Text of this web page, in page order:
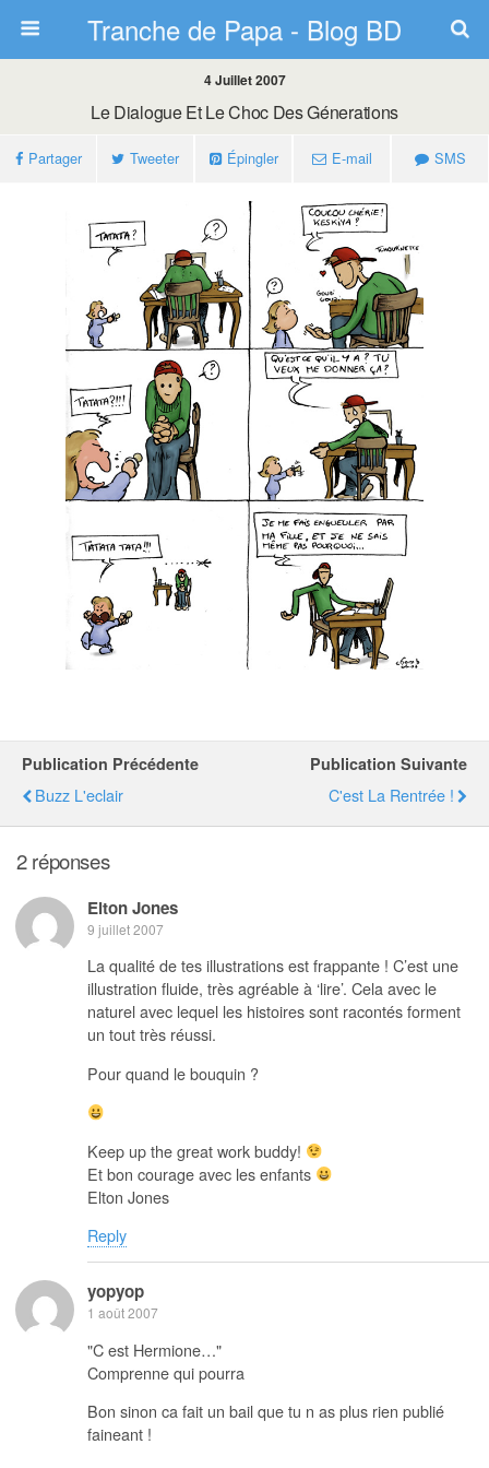
Tranche de Papa - Blog BD
4 Juillet 2007
Le Dialogue Et Le Choc Des Génerations
Partager Tweeter Épingler E-mail SMS
Publication Précédente
Buzz L'eclair
Publication Suivante
C'est La Rentrée !
2 réponses
Elton Jones
9 juillet 2007
La qualité de tes illustrations est frappante ! C’est une
illustration fluide, très agréable à ‘lire’. Cela avec le
naturel avec lequel les histoires sont racontés forment
un tout très réussi.
Pour quand le bouquin ?
Keep up the great work buddy!
Et bon courage avec les enfants
Elton Jones
Reply
yopyop
1 août 2007
"C est Hermione…"
Comprenne qui pourra
Bon sinon ca fait un bail que tu n as plus rien publié
faineant !